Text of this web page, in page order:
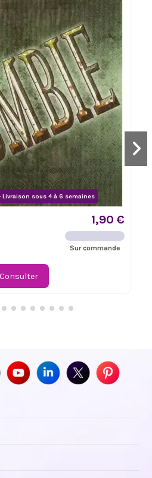
Livraison sous 4 à 6 semaines
1,90 €
Sur commande
Consulter